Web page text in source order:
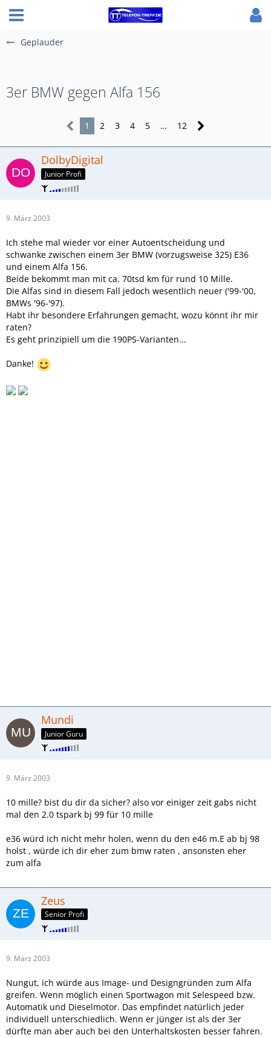
Geplauder
3er BMW gegen Alfa 156
1 2 3 4 5 … 12
DolbyDigital
Junior Profi
9. März 2003
Ich stehe mal wieder vor einer Autoentscheidung und
schwanke zwischen einem 3er BMW (vorzugsweise 325) E36
und einem Alfa 156.
Beide bekommt man mit ca. 70tsd km für rund 10 Mille.
Die Alfas sind in diesem Fall jedoch wesentlich neuer ('99-'00,
BMWs '96-'97).
Habt ihr besondere Erfahrungen gemacht, wozu könnt ihr mir
raten?
Es geht prinzipiell um die 190PS-Varianten...
Danke!
Mundi
Junior Guru
9. März 2003
10 mille? bist du dir da sicher? also vor einiger zeit gabs nicht
mal den 2.0 tspark bj 99 für 10 mille
e36 würd ich nicht mehr holen, wenn du den e46 m.E ab bj 98
holst , würde ich dir eher zum bmw raten , ansonsten eher
zum alfa
Zeus
Senior Profi
9. März 2003
Nungut, ich würde aus Image- und Designgründen zum Alfa
greifen. Wenn möglich einen Sportwagon mit Selespeed bzw.
Automatik und Dieselmotor. Das empfindet natürlich jeder
individuell unterschiedlich. Wenn er jünger ist als der 3er
dürfte man aber auch bei den Unterhaltskosten besser fahren.